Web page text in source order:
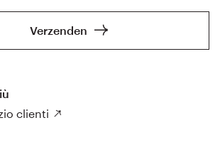
Verzenden
clienti